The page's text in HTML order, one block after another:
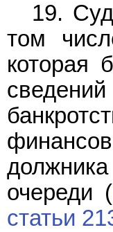
19.
том
которая
очереди (
статьи